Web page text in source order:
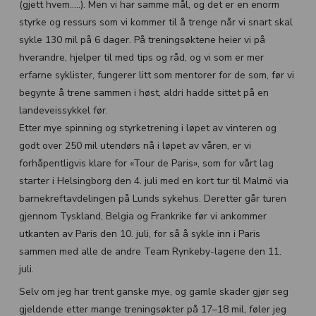
(gjett hvem…..). Men vi har samme mål, og det er en enorm
styrke og ressurs som vi kommer til å trenge når vi snart skal
sykle 130 mil på 6 dager. På treningsøktene heier vi på
hverandre, hjelper til med tips og råd, og vi som er mer
erfarne syklister, fungerer litt som mentorer for de som, før vi
begynte å trene sammen i høst, aldri hadde sittet på en
landeveissykkel før.
Etter mye spinning og styrketrening i løpet av vinteren og
godt over 250 mil utendørs nå i løpet av våren, er vi
forhåpentligvis klare for «Tour de Paris», som for vårt lag
starter i Helsingborg den 4. juli med en kort tur til Malmö via
barnekreftavdelingen på Lunds sykehus. Deretter går turen
gjennom Tyskland, Belgia og Frankrike før vi ankommer
utkanten av Paris den 10. juli, for så å sykle inn i Paris
sammen med alle de andre Team Rynkeby-lagene den 11.
juli.
Selv om jeg har trent ganske mye, og gamle skader gjør seg
gjeldende etter mange treningsøkter på 17–18 mil, føler jeg